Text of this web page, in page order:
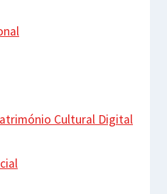
Cultural Digital